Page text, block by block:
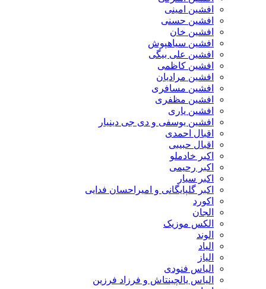
افشین امینی
افشین حسنی
افشین خان
افشین سیاهپوش
افشین علی بیگی
افشین کاظمی
افشین مرادیان
افشین مسافری
افشین مظفری
افشین یاری
افشین یوسفی و دی جی دینیار
اقبال احمدی
اقبال حبیبی
اکبر خادملو
اکبر رحیمی
اکبر سیار
اکبر گلپایگانی و امیراحسان فدایی
اکورد
الجان
الکس موزیک
الوند
الیاد
الیاز
الیاس فنودی
الیاس یالچینتاش و فرزاد فرزین